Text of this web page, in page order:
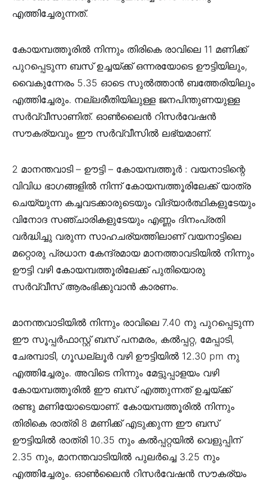
എത്തിച്ചേരുന്നത്.
കോയമ്പത്തൂരിൽ നിന്നും തിരികെ രാവിലെ 11 മണിക്ക്
പുറപ്പെടുന്ന ബസ് ഉച്ചയ്ക്ക് ഒന്നരയോടെ ഊട്ടിയിലും,
വൈകുന്നേരം 5.35 ഓടെ സുൽത്താൻ ബത്തേരിയിലും
എത്തിച്ചേരും. നല്ലരീതിയിലുള്ള ജനപിന്തുണയുള്ള
സർവ്വീസാണിത്. ഓൺലൈൻ റിസർവേഷൻ
സൗകര്യവും ഈ സർവ്വീസിൽ ലഭ്യമാണ്.
2 മാനന്തവാടി – ഊട്ടി – കോയമ്പത്തൂർ : വയനാടിന്റെ
വിവിധ ഭാഗങ്ങളിൽ നിന്ന് കോയമ്പത്തൂരിലേക്ക് യാത്ര
ചെയ്യുന്ന കച്ചവടക്കാരുടെയും വിദ്യാർത്ഥികളുടേയും
വിനോദ സഞ്ചാരികളുടേയും എണ്ണം ദിനംപ്രതി
വർദ്ധിച്ചു വരുന്ന സാഹചര്യത്തിലാണ് വയനാട്ടിലെ
മറ്റൊരു പ്രധാന കേന്ദ്രമായ മാനത്താവടിയിൽ നിന്നും
ഊട്ടി വഴി കോയമ്പത്തൂരിലേക്ക് പുതിയൊരു
സർവ്വീസ് ആരംഭിക്കുവാൻ കാരണം.
മാനന്തവാടിയിൽ നിന്നും രാവിലെ 7.40 നു പുറപ്പെടുന്ന
ഈ സൂപ്പർഫാസ്റ്റ് ബസ് പനമരം, കൽപ്പറ്റ, മേപ്പാടി,
ചേരമ്പാടി, ഗൂഡല്ലൂർ വഴി ഊട്ടിയിൽ 12.30 pm നു
എത്തിച്ചേരും. അവിടെ നിന്നും മേട്ടുപ്പാളയം വഴി
കോയമ്പത്തൂരിൽ ഈ ബസ് എത്തുന്നത് ഉച്ചയ്ക്ക്
രണ്ടു മണിയോടെയാണ്. കോയമ്പത്തൂരിൽ നിന്നും
തിരികെ രാത്രി 8 മണിക്ക് എടുക്കുന്ന ഈ ബസ്
ഊട്ടിയിൽ രാത്രി 10.35 നും കൽപ്പറ്റയിൽ വെളുപ്പിന്
2.35 നും, മാനന്തവാടിയിൽ പുലർച്ചെ 3.25 നും
എത്തിച്ചേരും. ഓൺലൈൻ റിസർവേഷൻ സൗകര്യം